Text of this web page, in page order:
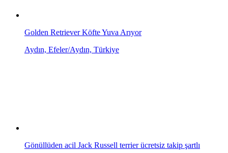
Golden Retriever Köfte Yuva Arıyor
Aydın, Efeler/Aydın, Türkiye
Gönüllüden acil Jack Russell terrier ücretsiz takip şartlı